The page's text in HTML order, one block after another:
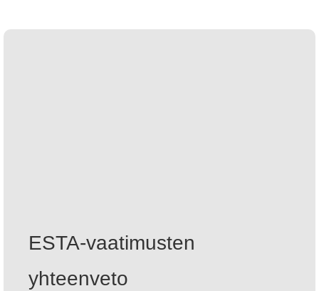
Dansk(Tanska)
Nederlands
ESTA-vaatimusten
yhteenveto